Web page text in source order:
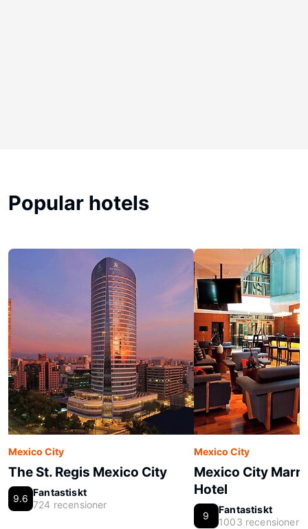
Popular hotels
Mexico City
The St. Regis Mexico City
9.6
Fantastiskt
724 recensioner
Mexico City
Mexico City
Hotel
9
Fantastiskt
1003 recensioner